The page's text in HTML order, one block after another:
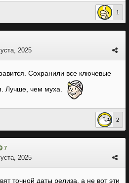
1
2025
Сохранили все ключевые
Лучше, чем муха.
2
7
2025
точной даты релиза, а не вот эти